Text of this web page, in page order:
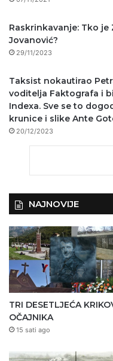
Raskrinkavanje: Tko je
Jovanović?
29/11/2023
Taksist nokautirao
voditelja Faktografa i
Indexa. Sve se to
krunice i slike Ante
20/12/2023
NAJNOVIJE
TRI DESETLJEĆA
OČAJNIKA
15 sati ago